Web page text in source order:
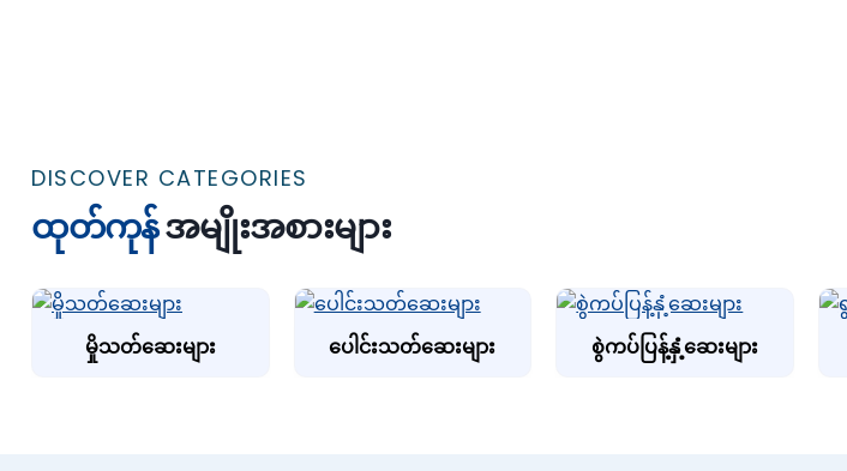
DISCOVER CATEGORIES
ထုတ်ကုန်အမျိုးအစားများ
မှိုသတ်ဆေးများ ပေါင်းသတ်ဆေးများ စွဲကပ်ပြန့်နှံ့ဆေးများ